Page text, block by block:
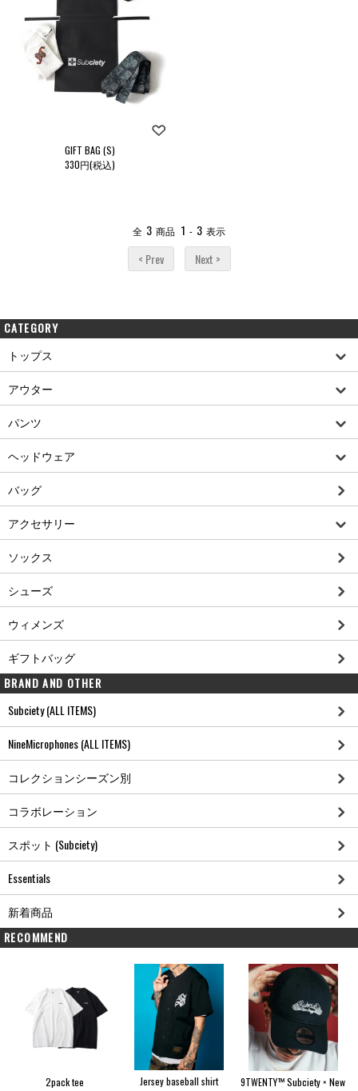
GIFT BAG (S)
330円(税込)
全 3 商品 1 - 3 表示
< Prev Next >
CATEGORY
トップス
アウター
パンツ
ヘッドウェア
バッグ
アクセサリー
ソックス
シューズ
ウィメンズ
ギフトバッグ
BRAND AND OTHER
Subciety (ALL ITEMS)
NineMicrophones (ALL ITEMS)
コレクションシーズン別
コラボレーション
スポット (Subciety)
Essentials
新着商品
RECOMMEND
2pack tee
Jersey baseball shirt
9TWENTY™ Subciety × New